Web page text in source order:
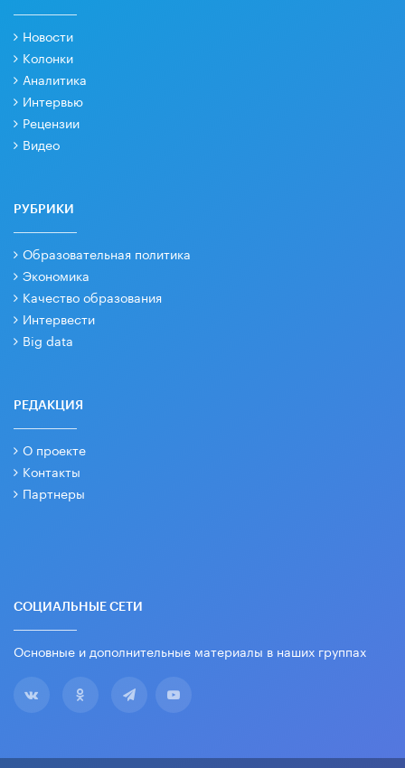
Новости
Колонки
Аналитика
Интервью
Рецензии
Видео
РУБРИКИ
Образовательная политика
Экономика
Качество образования
Интервести
Big data
РЕДАКЦИЯ
О проекте
Контакты
Партнеры
СОЦИАЛЬНЫЕ СЕТИ
Основные и дополнительные материалы в наших группах